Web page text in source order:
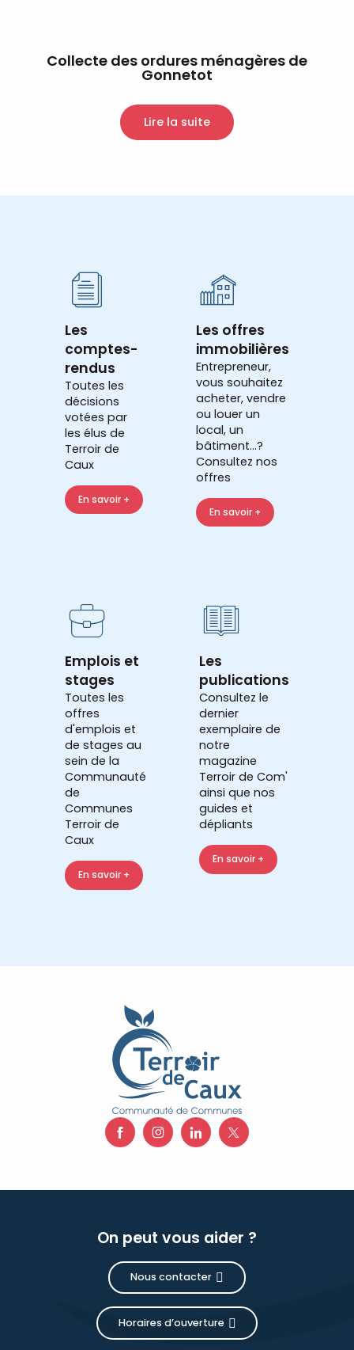
Collecte des ordures ménagères de
Gonnetot
Lire la suite
Les
comptes-
rendus
Toutes les
décisions
votées par
les élus de
Terroir de
Caux
En savoir +
Les offres
immobilières
Entrepreneur,
vous souhaitez
acheter, vendre
ou louer un
local, un
bâtiment...?
Consultez nos
offres
En savoir +
Emplois et
stages
Toutes les
offres
d'emplois et
de stages au
sein de la
Communauté
de
Communes
Terroir de
Caux
En savoir +
Les
publications
Consultez le
dernier
exemplaire de
notre
magazine
Terroir de Com'
ainsi que nos
guides et
dépliants
En savoir +
On peut vous aider ?
Nous contacter
Horaires d’ouverture